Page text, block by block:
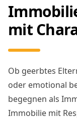
mit
Ob geerbtes
oder emotional
begegnen als
Immobilie mit